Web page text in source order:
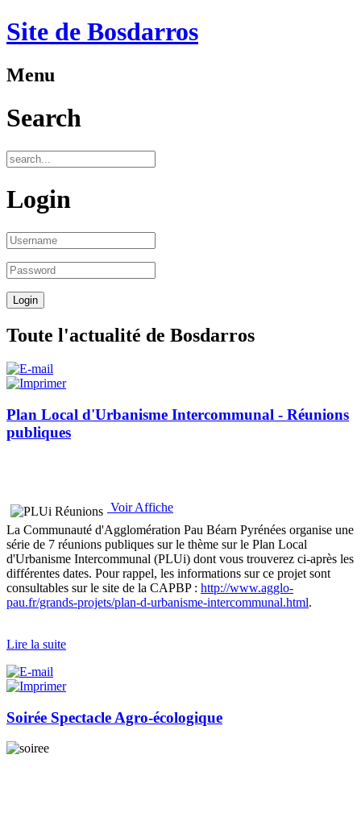
Site de Bosdarros
Menu
Search
Login
Toute l'actualité de Bosdarros
Plan Local d'Urbanisme Intercommunal - Réunions
publiques
Voir Affiche
La Communauté d'Agglomération Pau Béarn Pyrénées organise une
série de 7 réunions publiques sur le thème sur le Plan Local
d'Urbanisme Intercommunal (PLUi) dont vous trouverez ci-après les
différentes dates. Pour rappel, les informations sur ce projet sont
consultables sur le site de la CAPBP : http://www.agglo-
pau.fr/grands-projets/plan-d-urbanisme-intercommunal.html.
Lire la suite
Soirée Spectacle Agro-écologique